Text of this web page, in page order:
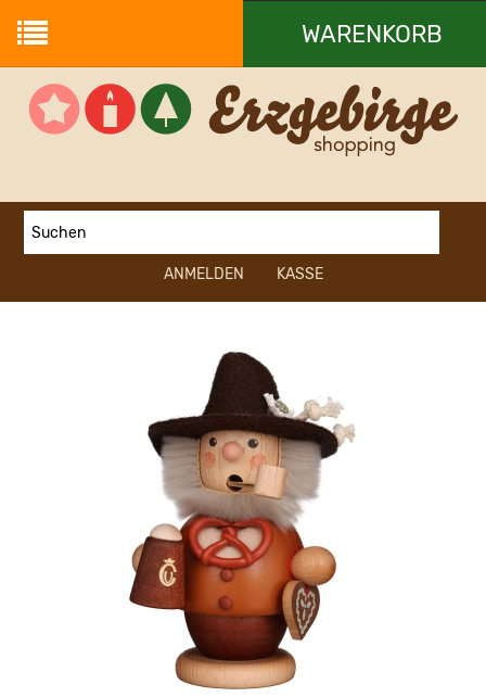
WARENKORB
Ihr Warenkorb ist leer.
ANMELDEN KASSE